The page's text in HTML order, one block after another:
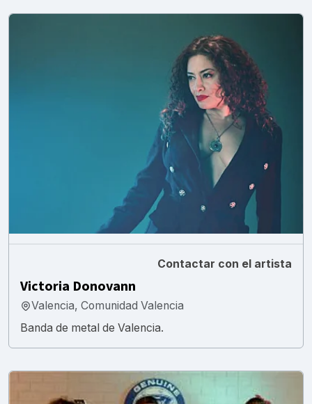
Contactar con el artista
Victoria Donovann
Valencia, Comunidad Valencia
Banda de metal de Valencia.